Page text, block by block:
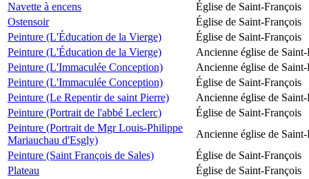
Navette à encens
Église de Saint-François
Ostensoir
Église de Saint-François
Peinture (L'Éducation de la Vierge)
Église de Saint-François
Peinture (L'Éducation de la Vierge)
Ancienne église de Saint-
Peinture (L'Immaculée Conception)
Ancienne église de Saint-
Peinture (L'Immaculée Conception)
Église de Saint-François
Peinture (Le Repentir de saint Pierre)
Ancienne église de Saint-
Peinture (Portrait de l'abbé Leclerc)
Église de Saint-François
Peinture (Portrait de Mgr Louis-Philippe
Mariauchau d'Esgly)
Ancienne église de Saint-
Peinture (Saint François de Sales)
Église de Saint-François
Plateau
Église de Saint-François